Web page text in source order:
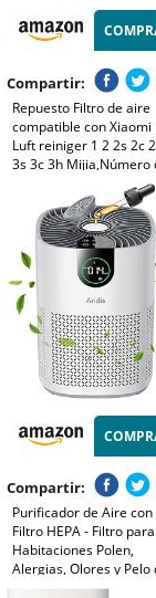
Compartir:
Repuesto Filtro de aire
compatible con Xiaomi
Luft reiniger 1 2 2s 2c
3s 3c 3h Mijia,Número
Compartir:
Purificador de Aire con
Filtro HEPA - Filtro para
Habitaciones Polen,
Alergias, Olores y Pelo
Mascotas, con Esponja